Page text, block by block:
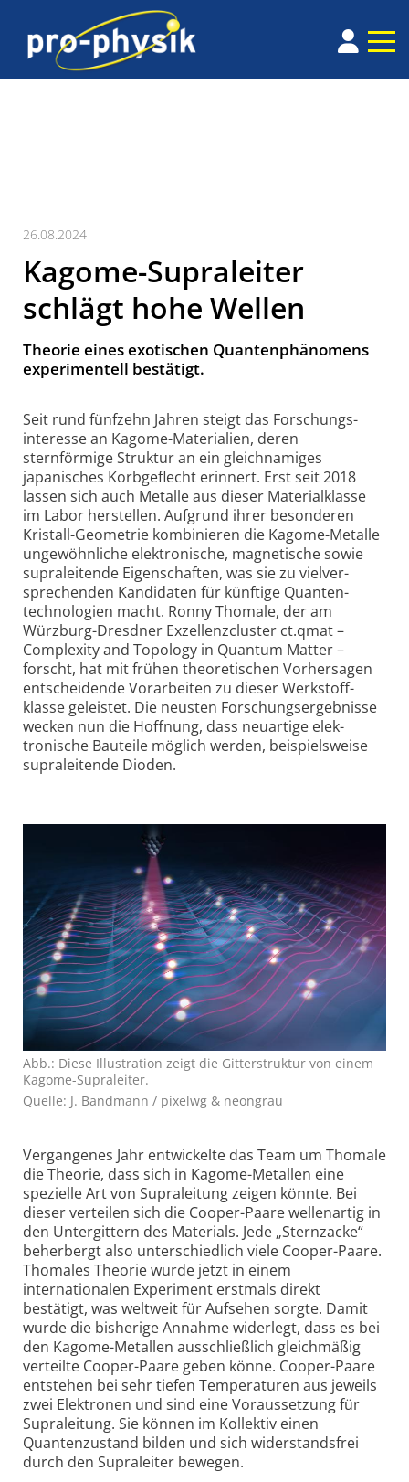
26.08.2024
Kagome-Supraleiter
schlägt hohe Wellen
Theorie eines exotischen Quantenphänomens
experimentell bestätigt.
Seit rund fünfzehn Jahren steigt das Forschungs­
interesse an Kagome-Materialien, deren
sternförmige Struktur an ein gleich­namiges
japanisches Korb­geflecht erinnert. Erst seit 2018
lassen sich auch Metalle aus dieser Material­klasse
im Labor herstellen. Aufgrund ihrer besonderen
Kristall-Geometrie kombi­nieren die Kagome-Metalle
ungewöhnliche elek­tronische, magnetische sowie
supra­leitende Eigenschaften, was sie zu vielver­
sprechenden Kandidaten für künftige Quanten­
technologien macht. Ronny Thomale, der am
Würzburg-Dresdner Exzellenz­cluster ct.qmat –
Complexity and Topology in Quantum Matter –
forscht, hat mit frühen theo­retischen Vorher­sagen
entscheidende Vorarbeiten zu dieser Werkstoff­
klasse geleistet. Die neusten Forschungs­ergebnisse
wecken nun die Hoffnung, dass neuartige elek­
tronische Bauteile möglich werden, beispiels­weise
supra­leitende Dioden.
Abb.: Diese Illustration zeigt die Gitterstruktur von einem
Kagome-Supraleiter.
Quelle: J. Bandmann / pixelwg & neongrau
Vergangenes Jahr entwickelte das Team um Thomale
die Theorie, dass sich in Kagome-Metallen eine
spezielle Art von Supraleitung zeigen könnte. Bei
dieser verteilen sich die Cooper-Paare wellenartig in
den Untergittern des Materials. Jede „Sternzacke“
beherbergt also unter­schiedlich viele Cooper-Paare.
Thomales Theorie wurde jetzt in einem
internationalen Experiment erstmals direkt
bestätigt, was weltweit für Aufsehen sorgte. Damit
wurde die bisherige Annahme widerlegt, dass es bei
den Kagome-Metallen aus­schließlich gleichmäßig
verteilte Cooper-Paare geben könne. Cooper-Paare
entstehen bei sehr tiefen Tempera­turen aus jeweils
zwei Elektronen und sind eine Voraus­setzung für
Supraleitung. Sie können im Kollektiv einen
Quanten­zustand bilden und sich widerstands­frei
durch den Supraleiter bewegen.